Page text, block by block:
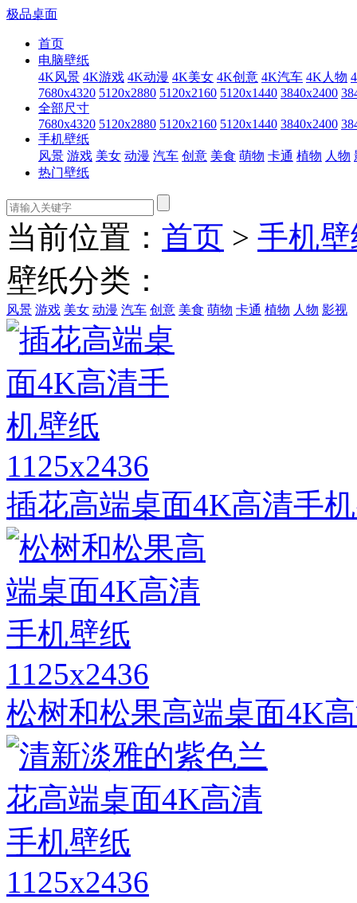
极品桌面
首页
电脑壁纸
4K风景 4K游戏 4K动漫 4K美女 4K创意 4K汽车 4K人物
7680x4320 5120x2880 5120x2160 5120x1440 3840x2400
全部尺寸
7680x4320 5120x2880 5120x2160 5120x1440 3840x2400
手机壁纸
风景 游戏 美女 动漫 汽车 创意 美食 萌物 卡通 植物 人物
热门壁纸
当前位置： 首页 > 手机
壁纸分类：
风景 游戏 美女 动漫 汽车 创意 美食 萌物 卡通 植物 人物 影视
1125x2436
插花高端桌面4K高清手
1125x2436
松树和松果高端桌面4K
1125x2436